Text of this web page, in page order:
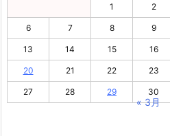
1 2
6 7 8 9
13 14 15 16
20 21 22 23
27 28 29 30
« 3月